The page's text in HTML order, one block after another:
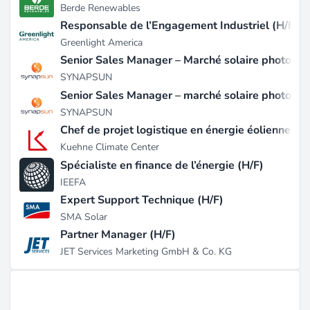
opérationnels gérés pour le compte de services
publics et de clients corporatifs (source :
apexcleanenergy.com). Apex cible une gamme
diversifiée d'acheteurs, y compris de grandes
entreprises comme Google et Ikea, ainsi que des
entités gouvernementales, répondant ainsi au besoin
croissant de solutions énergétiques sans carbone et
de fiabilité du réseau (source :apexcleanenergy.com).
Avec un avantage concurrentiel découlant de son
vaste portefeuille de développement de plus de 60
GW, Apex a rapidement étendu ses opérations,
finançant 7,5 GW entre 2017 et 2020, et a été
reconnu pour ses pratiques de sécurité de premier
Projets et antécédents
Berde Renewables
Responsable de l’Engagement Industriel (H/F)
Greenlight America
Senior Sales Manager – Marché solaire
SYNAPSUN
Senior Sales Manager – marché solaire
SYNAPSUN
Chef de projet logistique en énergie éolienne
Kuehne Climate Center
Spécialiste en finance de l’énergie (H/F)
IEEFA
Expert Support Technique (H/F)
SMA Solar
Partner Manager (H/F)
JET Services Marketing GmbH & Co. KG